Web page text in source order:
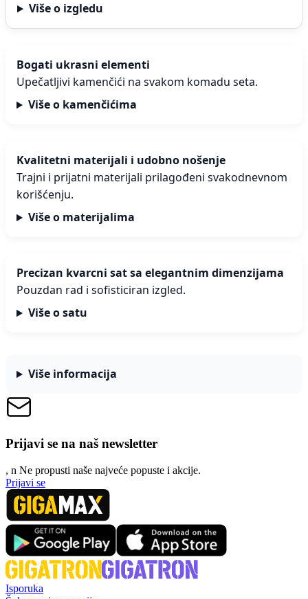
Više o izgledu
Bogati ukrasni elementi
Upečatljivi kamenčići na svakom komadu seta.
Više o kamenčićima
Kvalitetni materijali i udobno nošenje
Trajni i prijatni materijali prilagođeni svakodnevnom
korišćenju.
Više o materijalima
Precizan kvarcni sat sa elegantnim dimenzijama
Pouzdan rad i sofisticiran izgled.
Više o satu
Više informacija
Prijavi se na naš newsletter
, n Ne propusti naše najveće popuste i akcije.
Prijavi se
Isporuka